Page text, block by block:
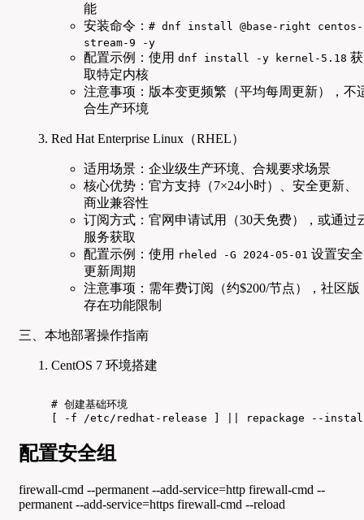
能
安装命令： # dnf install @base-right centos-
stream-9 -y
配置示例：使用 dnf install -y kernel-5.18 获
取特定内核
注意事项：版本变更频繁（平均每周更新），不
合生产环境
Red Hat Enterprise Linux（RHEL）
适用场景：企业级生产环境、合规要求场景
核心优势：官方支持（7×24小时）、安全更新、
商业兼容性
订阅方式：官网申请试用（30天免费），或通过
服务获取
配置示例：使用 rheled -G 2024-05-01 设置安全
更新周期
注意事项：需年费订阅（约$200/节点），社区版
存在功能限制
三、本地部署操作指南
CentOS 7 环境搭建
# 创建基础环境
[ -f /etc/redhat-release ] || repackage --
配置安全组
firewall-cmd --permanent --add-service=http firewall-cmd --
permanent --add-service=https firewall-cmd --reload